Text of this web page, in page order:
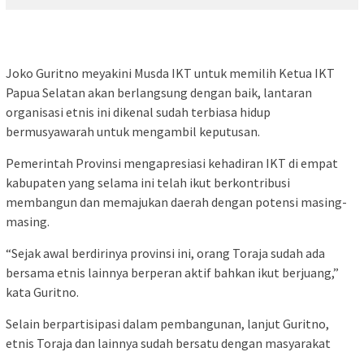
Joko Guritno meyakini Musda IKT untuk memilih Ketua IKT
Papua Selatan akan berlangsung dengan baik, lantaran
organisasi etnis ini dikenal sudah terbiasa hidup
bermusyawarah untuk mengambil keputusan.
Pemerintah Provinsi mengapresiasi kehadiran IKT di empat
kabupaten yang selama ini telah ikut berkontribusi
membangun dan memajukan daerah dengan potensi masing-
masing.
“Sejak awal berdirinya provinsi ini, orang Toraja sudah ada
bersama etnis lainnya berperan aktif bahkan ikut berjuang,”
kata Guritno.
Selain berpartisipasi dalam pembangunan, lanjut Guritno,
etnis Toraja dan lainnya sudah bersatu dengan masyarakat